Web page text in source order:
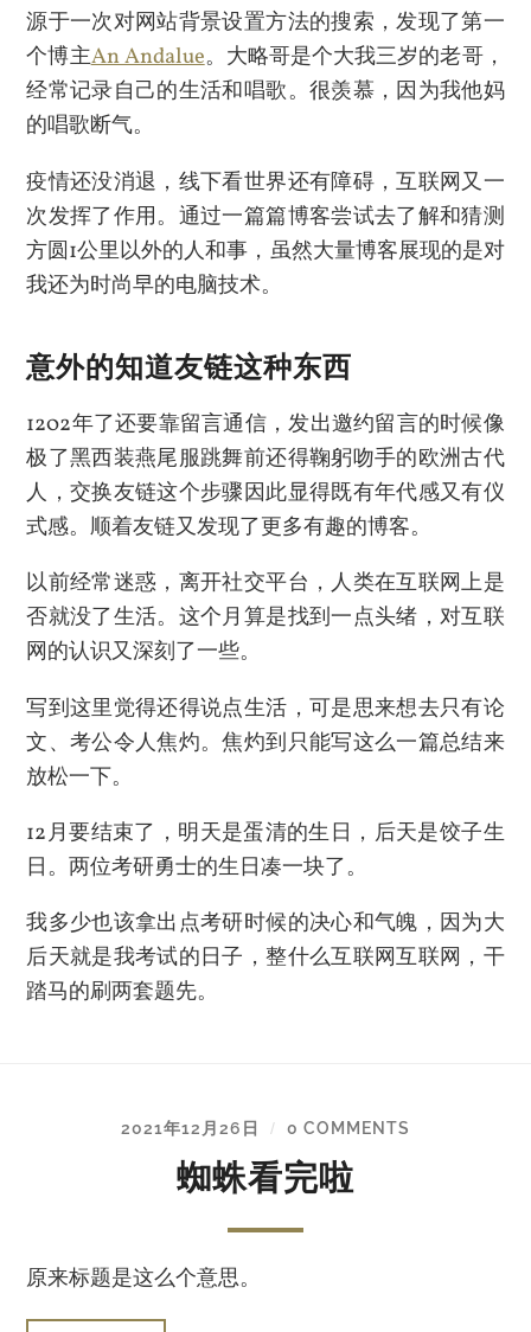
源于一次对网站背景设置方法的搜索，发现了第一
个博主An Andalue。大略哥是个大我三岁的老哥，
经常记录自己的生活和唱歌。很羡慕，因为我他妈
的唱歌断气。
疫情还没消退，线下看世界还有障碍，互联网又一
次发挥了作用。通过一篇篇博客尝试去了解和猜测
方圆1公里以外的人和事，虽然大量博客展现的是对
我还为时尚早的电脑技术。
意外的知道友链这种东西
1202年了还要靠留言通信，发出邀约留言的时候像
极了黑西装燕尾服跳舞前还得鞠躬吻手的欧洲古代
人，交换友链这个步骤因此显得既有年代感又有仪
式感。顺着友链又发现了更多有趣的博客。
以前经常迷惑，离开社交平台，人类在互联网上是
否就没了生活。这个月算是找到一点头绪，对互联
网的认识又深刻了一些。
写到这里觉得还得说点生活，可是思来想去只有论
文、考公令人焦灼。焦灼到只能写这么一篇总结来
放松一下。
12月要结束了，明天是蛋清的生日，后天是饺子生
日。两位考研勇士的生日凑一块了。
我多少也该拿出点考研时候的决心和气魄，因为大
后天就是我考试的日子，整什么互联网互联网，干
踏马的刷两套题先。
2021年12月26日 / 0 COMMENTS
蜘蛛看完啦
原来标题是这么个意思。